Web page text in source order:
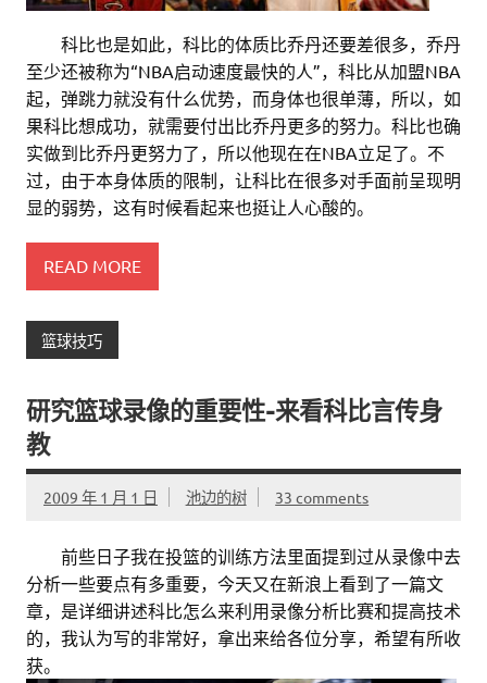
科比也是如此，科比的体质比乔丹还要差很多，乔丹
至少还被称为“NBA启动速度最快的人”，科比从加盟NBA
起，弹跳力就没有什么优势，而身体也很单薄，所以，如
果科比想成功，就需要付出比乔丹更多的努力。科比也确
实做到比乔丹更努力了，所以他现在在NBA立足了。不
过，由于本身体质的限制，让科比在很多对手面前呈现明
显的弱势，这有时候看起来也挺让人心酸的。
READ MORE
篮球技巧
研究篮球录像的重要性–来看科比言传身
教
2009 年 1 月 1 日 池边的树 33 comments
前些日子我在投篮的训练方法里面提到过从录像中去
分析一些要点有多重要，今天又在新浪上看到了一篇文
章，是详细讲述科比怎么来利用录像分析比赛和提高技术
的，我认为写的非常好，拿出来给各位分享，希望有所收
获。